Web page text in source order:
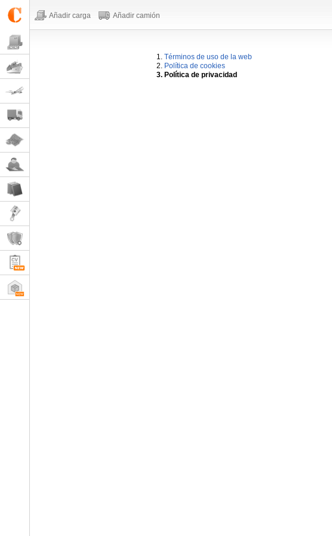
Añadir carga Añadir camión
1. Términos de uso de la web
2. Política de cookies
3. Política de privacidad